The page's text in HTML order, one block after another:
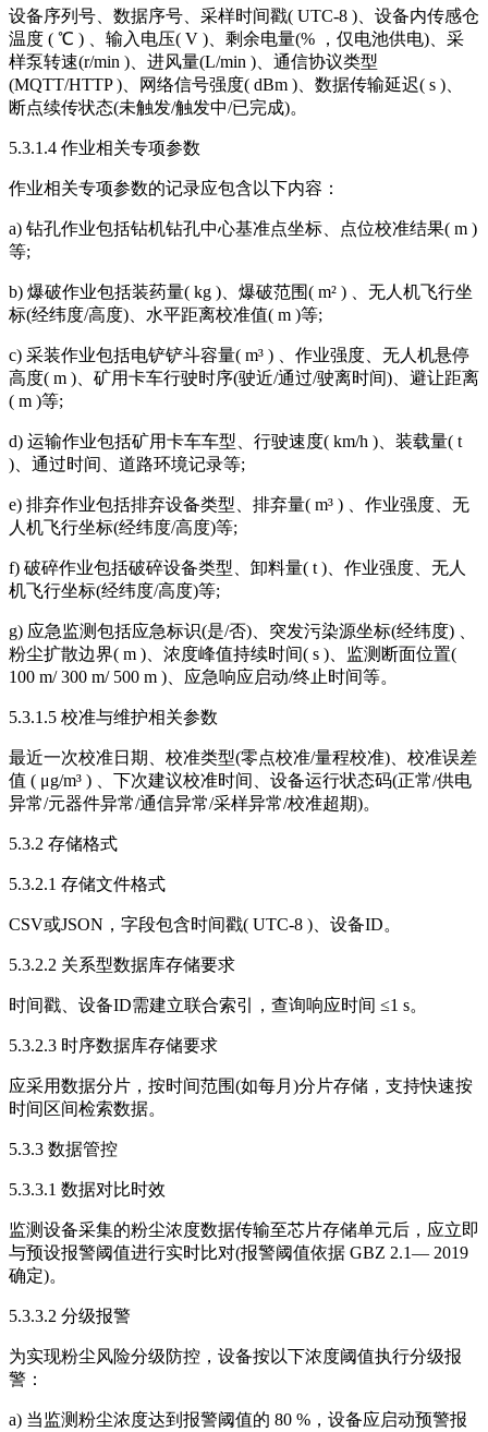
设备序列号、数据序号、采样时间戳( UTC-8 )、设备内传感仓
温度 ( ℃ ) 、输入电压( V )、剩余电量(% ，仅电池供电)、采
样泵转速(r/min )、进风量(L/min )、通信协议类型
(MQTT/HTTP )、网络信号强度( dBm )、数据传输延迟( s )、
断点续传状态(未触发/触发中/已完成)。
5.3.1.4 作业相关专项参数
作业相关专项参数的记录应包含以下内容：
a) 钻孔作业包括钻机钻孔中心基准点坐标、点位校准结果( m )
等;
b) 爆破作业包括装药量( kg )、爆破范围( m² ) 、无人机飞行坐
标(经纬度/高度)、水平距离校准值( m )等;
c) 采装作业包括电铲铲斗容量( m³ ) 、作业强度、无人机悬停
高度( m )、矿用卡车行驶时序(驶近/通过/驶离时间)、避让距离
( m )等;
d) 运输作业包括矿用卡车车型、行驶速度( km/h )、装载量( t
)、通过时间、道路环境记录等;
e) 排弃作业包括排弃设备类型、排弃量( m³ ) 、作业强度、无
人机飞行坐标(经纬度/高度)等;
f) 破碎作业包括破碎设备类型、卸料量( t )、作业强度、无人
机飞行坐标(经纬度/高度)等;
g) 应急监测包括应急标识(是/否)、突发污染源坐标(经纬度) 、
粉尘扩散边界( m )、浓度峰值持续时间( s )、监测断面位置(
100 m/ 300 m/ 500 m )、应急响应启动/终止时间等。
5.3.1.5 校准与维护相关参数
最近一次校准日期、校准类型(零点校准/量程校准)、校准误差
值 ( μg/m³ ) 、下次建议校准时间、设备运行状态码(正常/供电
异常/元器件异常/通信异常/采样异常/校准超期)。
5.3.2 存储格式
5.3.2.1 存储文件格式
CSV或JSON，字段包含时间戳( UTC-8 )、设备ID。
5.3.2.2 关系型数据库存储要求
时间戳、设备ID需建立联合索引，查询响应时间 ≤1 s。
5.3.2.3 时序数据库存储要求
应采用数据分片，按时间范围(如每月)分片存储，支持快速按
时间区间检索数据。
5.3.3 数据管控
5.3.3.1 数据对比时效
监测设备采集的粉尘浓度数据传输至芯片存储单元后，应立即
与预设报警阈值进行实时比对(报警阈值依据 GBZ 2.1— 2019
确定)。
5.3.3.2 分级报警
为实现粉尘风险分级防控，设备按以下浓度阈值执行分级报
警：
a) 当监测粉尘浓度达到报警阈值的 80 %，设备应启动预警报